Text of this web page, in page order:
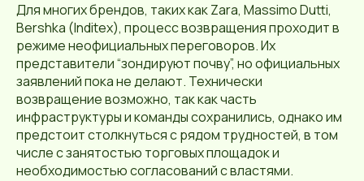
Для многих брендов, таких как Zara, Massimo Dutti,
Bershka (Inditex), процесс возвращения проходит в
режиме неофициальных переговоров. Их
представители “зондируют почву”, но официальных
заявлений пока не делают. Технически
возвращение возможно, так как часть
инфраструктуры и команды сохранились, однако им
предстоит столкнуться с рядом трудностей, в том
числе с занятостью торговых площадок и
необходимостью согласований с властями.